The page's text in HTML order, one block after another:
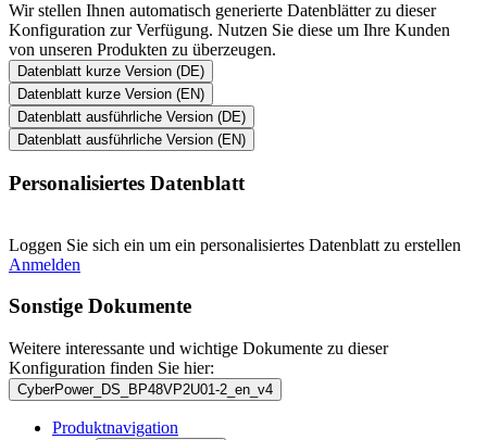
Wir stellen Ihnen automatisch generierte Datenblätter zu dieser
Konfiguration zur Verfügung. Nutzen Sie diese um Ihre Kunden
von unseren Produkten zu überzeugen.
Datenblatt kurze Version (DE)
Datenblatt kurze Version (EN)
Datenblatt ausführliche Version (DE)
Datenblatt ausführliche Version (EN)
Personalisiertes Datenblatt
Loggen Sie sich ein um ein personalisiertes Datenblatt zu erstellen
Anmelden
Sonstige Dokumente
Weitere interessante und wichtige Dokumente zu dieser
Konfiguration finden Sie hier:
CyberPower_DS_BP48VP2U01-2_en_v4
Produktnavigation